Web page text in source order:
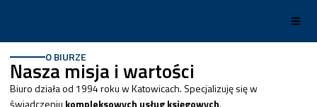
O BIURZE
Nasza misja i wartości
Biuro działa od 1994 roku w Katowicach. Specjalizuję się w
świadczeniu kompleksowych usług księgowych.